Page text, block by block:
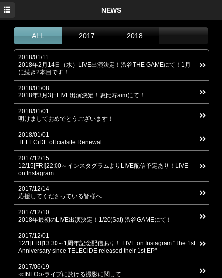
NEWS
ALL 2017 2018
2018/01/11
2018年2月14日（水）LIVE出演決定！渋谷THE GAMEにて！1月
に続き2本目です！
2018/01/08
2018年3月3日LIVE出演決定！恵比寿aimにて！
2018/01/01
明けましておめでとうございます！
2018/01/01
TELECiDE officialsite Renewal
2017/12/15
12/15[FRI]22:00～インスタグラムよりLIVE配信予定あり！LIVE
on Instagram
2017/12/14
応援してくださっている皆様へ
2017/12/10
2018年最初のLIVE出演決定！1/20(Sat) 渋谷GAMEにて！
2017/12/01
12/1[FRI]13:30～1周年記念配信あり！ LIVE on Instagram "The 1st
Anniversary since TELECiDE released their 1st EP"
2017/06/19
≪INFO≫ライブに於ける撮影に関して
NEWS
PROFILE
MEDIA
LIVE
DISCOGRAPHY
MOVIE
PHOTO
CONTACT